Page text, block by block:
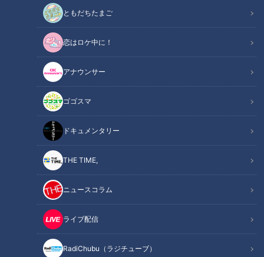
ともだちたまご
恋はロケ中に！
アナウンサー
ゴゴスマ
ドキュメンタリー
THE TIME,
ニュースコラム
ライブ配信
RadiChubu（ラジチューブ）
この記事の画像（全6枚）
記事に戻る
この記事を見たあなたへのおすすめ